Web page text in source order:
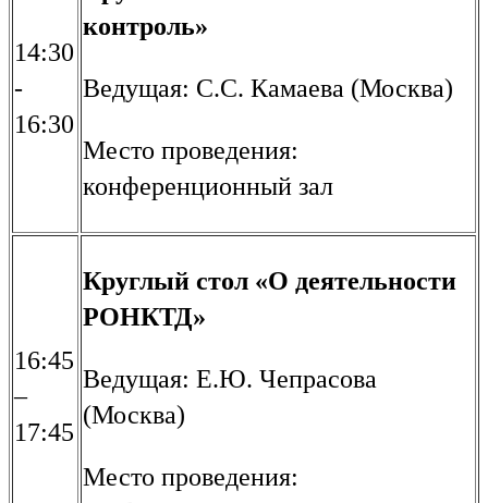
14:30
-
16:30
контроль»
Ведущая: С.С. Камаева (Москва)
Место проведения:
конференционный зал
16:45
–
17:45
Круглый стол «О деятельности
РОНКТД»
Ведущая: Е.Ю. Чепрасова
(Москва)
Место проведения: